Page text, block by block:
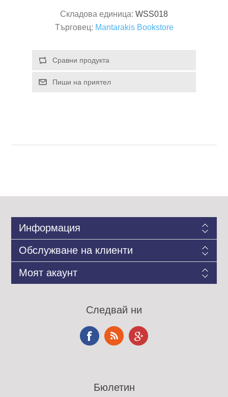
Складова единица: WSS018
Търговец: Mantarakis Bookstore
Информация
Обслужване на клиенти
Моят акаунт
Следвай ни
Бюлетин